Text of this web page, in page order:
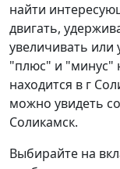
найти
двигать,
увеличивать или
"плюс" и "минус"
находится в г
можно увидеть
Соликамск.
Выбирайте на